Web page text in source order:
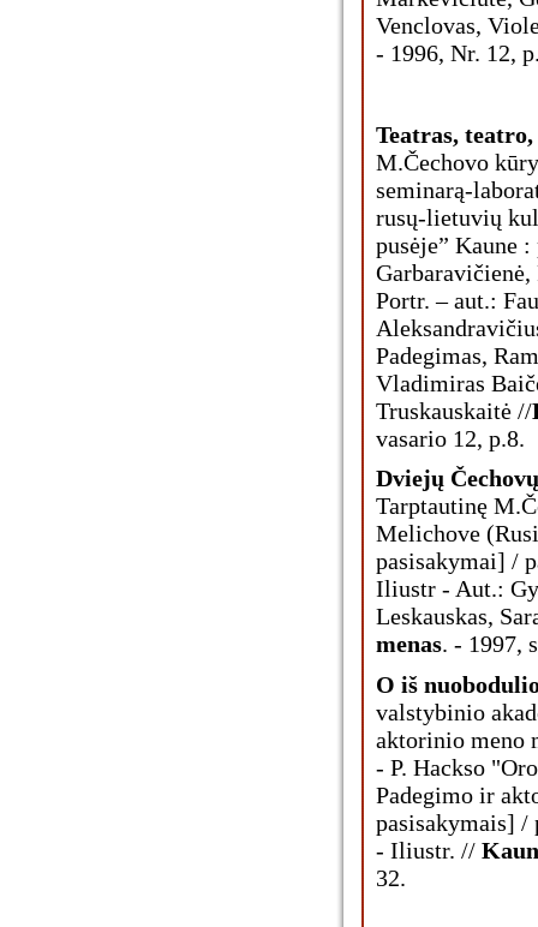
Venclovas,
- 1996, Nr. 12,
Teatras,
M.Čechovo
seminarą-
rusų-lietuvių
pusėje” Kaune
Portr. – aut.:
Padegimas,
Vladimiras
Truskauskaitė //
vasario 12, p.8.
Dviejų
Tarptautinę
Melichove
pasisakymai] /
Iliustr - Aut.:
Leskauskas,
menas. - 1997,
O iš
valstybinio
aktorinio meno
- P. Hackso
Padegimo ir
pasisakymais] /
- Iliustr. //
32.